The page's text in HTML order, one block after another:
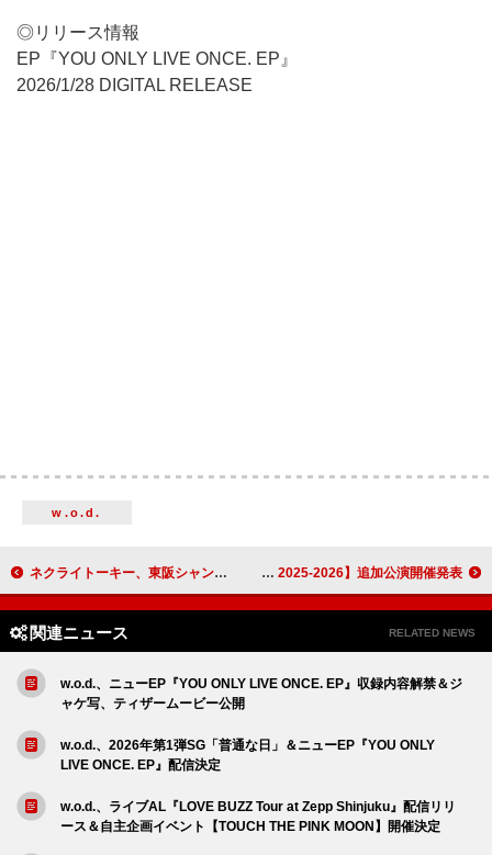
◎リリース情報
EP『YOU ONLY LIVE ONCE. EP』
2026/1/28 DIGITAL RELEASE
w.o.d.
ネクライトーキー、東阪シャングリラで陰陽ワンマン開催決定 AIRFLIP、ツアー【AIRFLIP TOUR 2025-2026】追加公演開催発表
関連ニュース RELATED NEWS
w.o.d.、ニューEP『YOU ONLY LIVE ONCE. EP』収録内容解禁＆ジ
ャケ写、ティザームービー公開
w.o.d.、2026年第1弾SG「普通な日」＆ニューEP『YOU ONLY
LIVE ONCE. EP』配信決定
w.o.d.、ライブAL『LOVE BUZZ Tour at Zepp Shinjuku』配信リリ
ース＆自主企画イベント【TOUCH THE PINK MOON】開催決定